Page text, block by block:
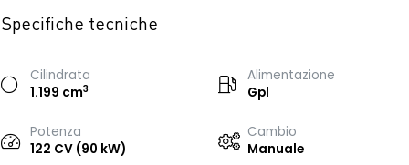
Specifiche tecniche
Cilindrata
1.199 cm3
Alimentazione
Gpl
Potenza
122 CV (90 kW)
Cambio
Manuale